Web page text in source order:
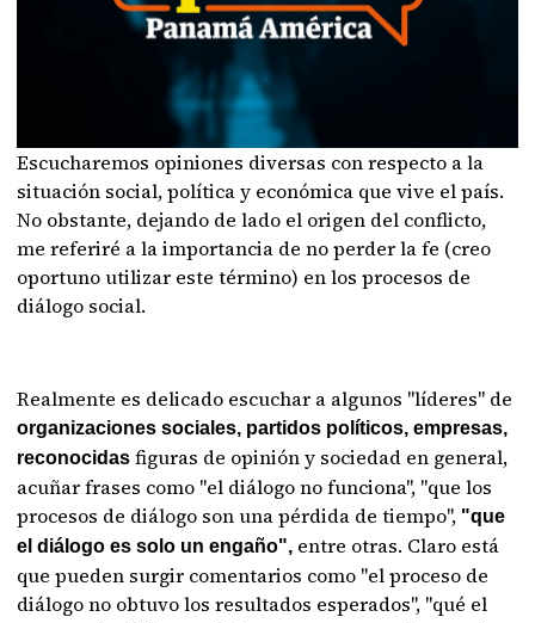
Escucharemos opiniones diversas con respecto a la
situación social, política y económica que vive el país.
No obstante, dejando de lado el origen del conflicto,
me referiré a la importancia de no perder la fe (creo
oportuno utilizar este término) en los procesos de
diálogo social.
Realmente es delicado escuchar a algunos "líderes" de
organizaciones sociales, partidos políticos, empresas,
reconocidasfiguras de opinión y sociedad en general,
acuñar frases como "el diálogo no funciona", "que los
procesos de diálogo son una pérdida de tiempo", "que
el diálogo es solo un engaño", entre otras. Claro está
que pueden surgir comentarios como "el proceso de
diálogo no obtuvo los resultados esperados", "qué el